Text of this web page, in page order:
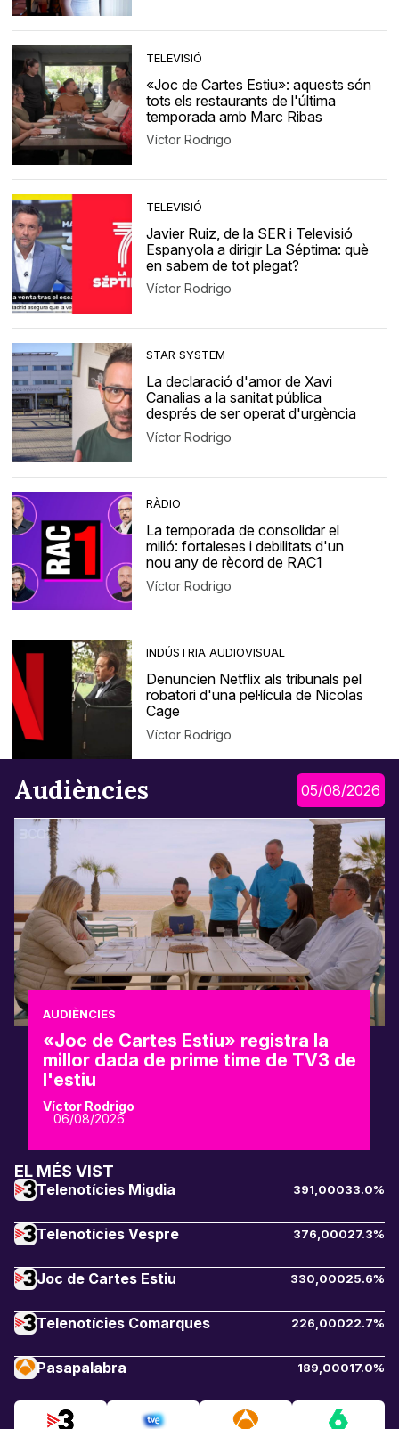
TELEVISIÓ
«Joc de Cartes Estiu»: aquests són
tots els restaurants de l'última
temporada amb Marc Ribas
Víctor Rodrigo
TELEVISIÓ
Javier Ruiz, de la SER i Televisió
Espanyola a dirigir La Séptima: què
en sabem de tot plegat?
Víctor Rodrigo
STAR SYSTEM
La declaració d'amor de Xavi
Canalias a la sanitat pública
després de ser operat d'urgència
Víctor Rodrigo
RÀDIO
La temporada de consolidar el
milió: fortaleses i debilitats d'un
nou any de rècord de RAC1
Víctor Rodrigo
INDÚSTRIA AUDIOVISUAL
Denuncien Netflix als tribunals pel
robatori d'una pel·lícula de Nicolas
Cage
Víctor Rodrigo
Audiències 05/08/2026
AUDIÈNCIES
«Joc de Cartes Estiu» registra la
millor dada de prime time de TV3 de
l'estiu
Víctor Rodrigo
06/08/2026
EL MÉS VIST
Telenotícies Migdia 391,00033.0%
Telenotícies Vespre 376,00027.3%
Joc de Cartes Estiu 330,00025.6%
Telenotícies Comarques 226,00022.7%
Pasapalabra 189,00017.0%